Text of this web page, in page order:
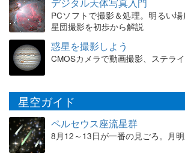
デジタル天体写真入門
PCソフトで撮影＆処理。明るい場
星団撮影を初歩から解説
惑星を撮影しよう
CMOSカメラで動画撮影、ステラ
星空ガイド
ペルセウス座流星群
8月12～13日が一番の見ごろ。月